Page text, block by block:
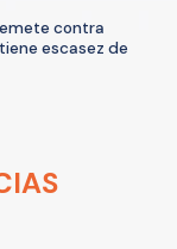
contra
escasez de